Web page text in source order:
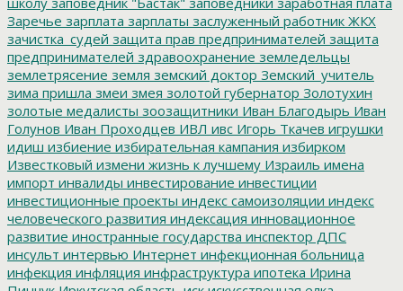
Заречье зарплата зарплаты заслуженный работник ЖКХ
зачистка_судей защита прав предпринимателей защита
предпринимателей здравоохранение земледельцы
землетрясение земля земский доктор Земский_учитель
зима пришла змеи змея золотой губернатор Золотухин
золотые медалисты зоозащитники Иван Благодырь Иван
Голунов Иван Проходцев ИВЛ ивс Игорь Ткачев игрушки
идиш избиение избирательная кампания избирком
Известковый измени жизнь к лучшему Израиль имена
импорт инвалиды инвестирование инвестиции
инвестиционные проекты индекс самоизоляции индекс
человеческого развития индексация инновационное
развитие иностранные государства инспектор ДПС
инсульт интервью Интернет инфекционная больница
инфекция инфляция инфраструктура ипотека Ирина